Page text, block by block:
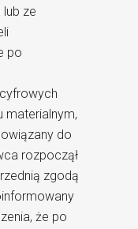
ze
po
materialnym,
do
rozpoczął
zgodą
że po